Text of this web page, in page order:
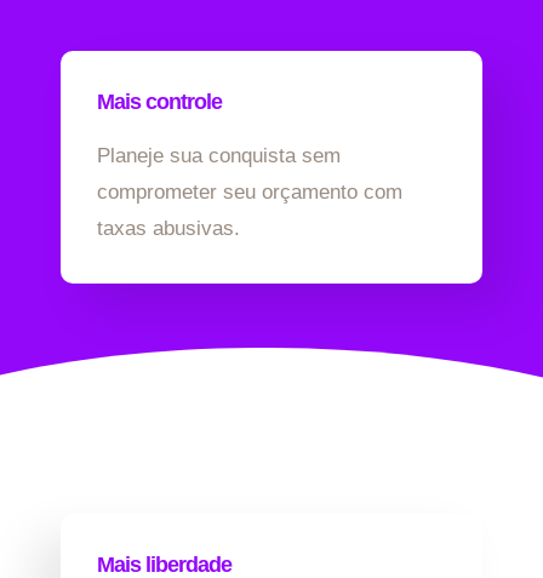
Mais controle
Planeje sua conquista sem
comprometer seu orçamento com
taxas abusivas.
Mais liberdade